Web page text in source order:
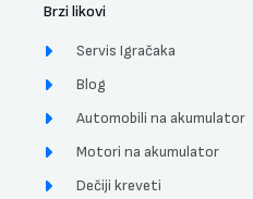
Brzi likovi
Servis Igračaka
Blog
Automobili na akumulator
Motori na akumulator
Dečiji kreveti